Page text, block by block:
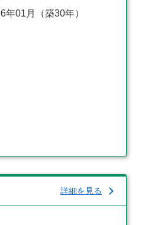
年01月（築30年）
詳細を見る